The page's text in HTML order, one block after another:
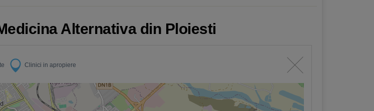
Alternativa din Ploiesti
Clinici in apropiere